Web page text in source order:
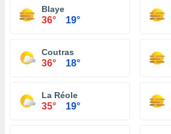
Blaye
36° 19°
Coutras
36° 18°
La Réole
35° 19°